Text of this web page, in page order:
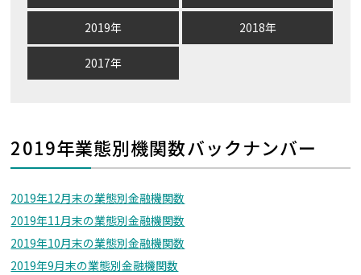
2019年 2018年
2017年
2019年業態別機関数バックナンバー
2019年12月末の業態別金融機関数
2019年11月末の業態別金融機関数
2019年10月末の業態別金融機関数
2019年9月末の業態別金融機関数